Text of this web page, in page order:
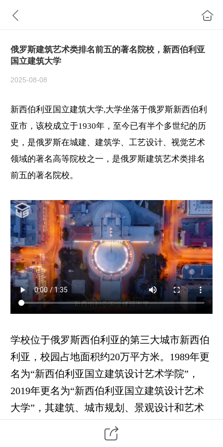
俄罗斯建筑艺术类排名前五的著名院校，新西伯利亚
国立建筑大学
2025-08-08
新西伯利亚国立建筑大学,大学坐落于俄罗斯新西伯利
亚市，该校成立于1930年，至今已有半个多世纪的历
史 ， 是俄罗斯在城建、建筑学、工艺设计、视觉艺术
领域的著名高等院校之一，是俄罗斯建筑艺术类排名
前五的著名院校。
学校位于俄罗斯西伯利亚的第三大城市新西伯
利亚，校园占地面积约20万平方米。 1989年更
名为“新西伯利亚国立建筑设计艺术学院” ，
2019年更名为“新西伯利亚国立建筑设计艺术
大学” ，其建筑、城市规划、景观设计和艺术
史领域的教育和研究始终保持着领先地位。新
西伯利亚国立建筑大学是俄罗斯联邦天然物质